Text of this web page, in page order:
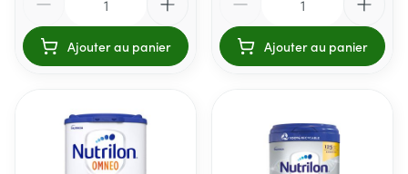
Ajouter au panier Ajouter au panier